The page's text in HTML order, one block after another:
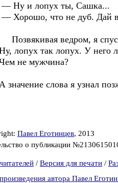
Ну и лопух ты, Сашка...
Хорошо, что не дуб. Дай
ведром, я
лопух так лопух. У него
не мужчина?
значение слова я узнал
Павел Еготинцев, 2013
о публикации
/ Версия для печати /
автора Павел